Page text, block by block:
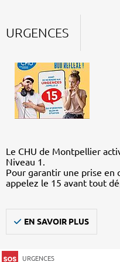
URGENCES
Le CHU de Montpellier
Niveau 1.
Pour garantir une prise en
appelez le 15 avant tout
EN SAVOIR PLUS
URGENCES